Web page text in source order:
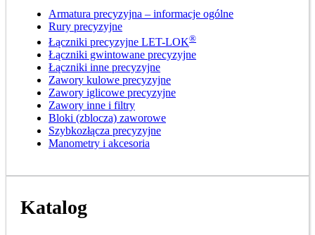
Armatura precyzyjna – informacje ogólne
Rury precyzyjne
Łączniki precyzyjne LET-LOK®
Łączniki gwintowane precyzyjne
Łączniki inne precyzyjne
Zawory kulowe precyzyjne
Zawory iglicowe precyzyjne
Zawory inne i filtry
Bloki (zblocza) zaworowe
Szybkozłącza precyzyjne
Manometry i akcesoria
Katalog